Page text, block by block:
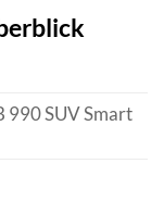
990 SUV Smart